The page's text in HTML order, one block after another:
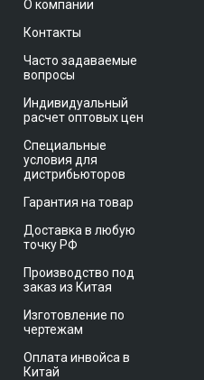
О компании
Контакты
Часто задаваемые
вопросы
Индивидуальный
расчет оптовых цен
Специальные
условия для
дистрибьюторов
Гарантия на товар
Доставка в любую
точку РФ
Производство под
заказ из Китая
Изготовление по
чертежам
Оплата инвойса в
Китай